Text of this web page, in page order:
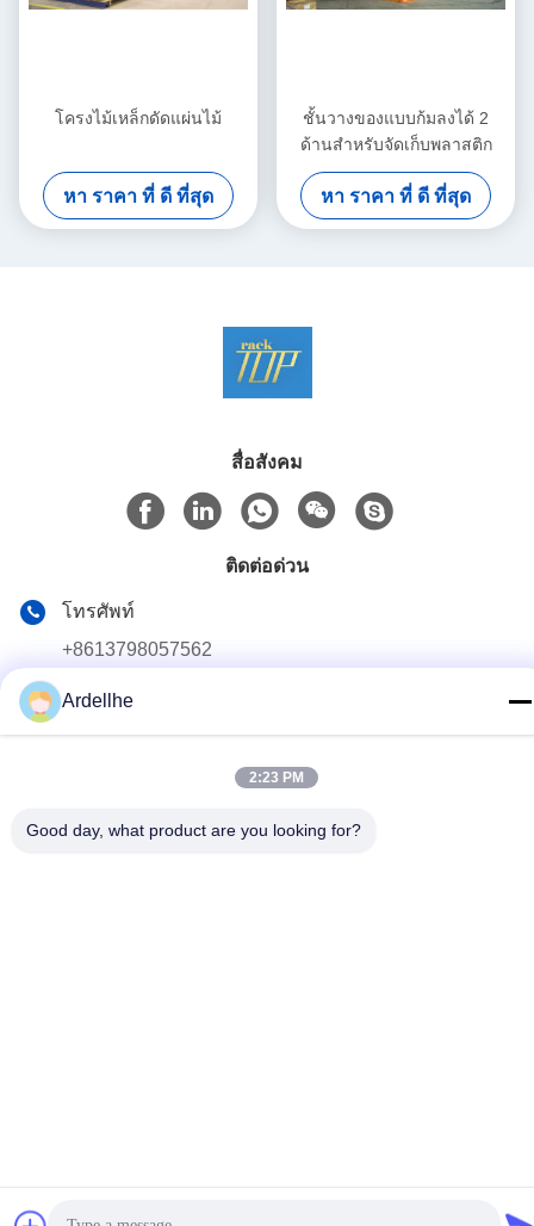
โครงไม้เหล็กดัดแผ่นไม้
หา ราคา ที่ ดี ที่สุด
ชั้นวางของแบบก้มลงได้ 2
ด้านสำหรับจัดเก็บพลาสติก
หา ราคา ที่ ดี ที่สุด
สื่อสังคม
ติดต่อด่วน
โทรศัพท์
+8613798057562
อีเมล
ardellhe@vip.163.com
จีน
Ardellhe
2:23 PM
Good day, what product are you looking for?